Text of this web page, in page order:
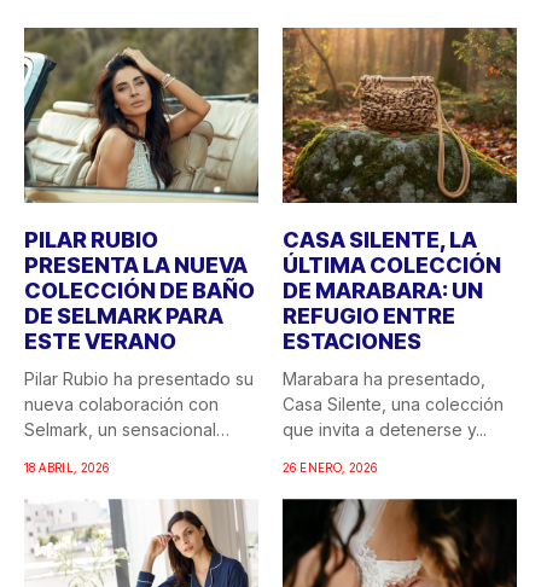
PILAR RUBIO
PRESENTA LA NUEVA
COLECCIÓN DE BAÑO
DE SELMARK PARA
ESTE VERANO
Pilar Rubio ha presentado su
nueva colaboración con
Selmark, un sensacional
18 ABRIL, 2026
CASA SILENTE, LA
ÚLTIMA COLECCIÓN
DE MARABARA: UN
REFUGIO ENTRE
ESTACIONES
Marabara ha presentado,
Casa Silente, una colección
que invita a detenerse y...
26 ENERO, 2026